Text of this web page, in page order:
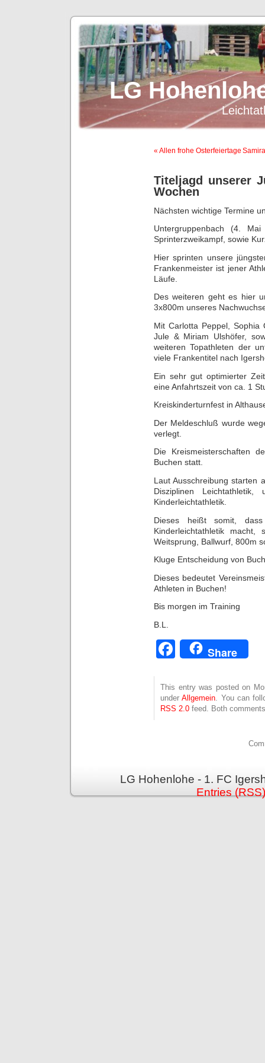
LG
« Allen frohe Osterfeiertage
Titeljagd unserer
Wochen
Nächsten wichtige Termine
Untergruppenbach (4.
Sprinterzweikampf, sowie
Hier sprinten unsere
Frankenmeister ist jener
Läufe.
Des weiteren geht es hier
3x800m unseres
Mit Carlotta Peppel, Sophia
Jule & Miriam Ulshöfer,
weiteren Topathleten der
viele Frankentitel nach
Ein sehr gut optimierter
eine Anfahrtszeit von ca. 1
Kreiskinderturnfest in
Der Meldeschluß wurde
verlegt.
Die Kreismeisterschaften
Buchen statt.
Laut Ausschreibung starten
Disziplinen
Kinderleichtathletik.
Dieses heißt somit,
Kinderleichtathletik
Weitsprung, Ballwurf, 800m
Kluge Entscheidung von
Dieses bedeutet
Athleten in Buchen!
Bis morgen im Training
B.L.
Facebook
Share
This entry was posted on
underAllgemein . You can
RSS 2.0 feed. Both
LG Hohenlohe - 1. FC
Entries (RSS)